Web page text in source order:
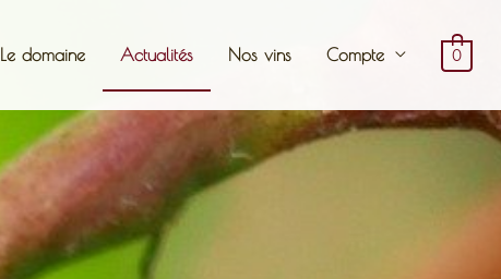
Le domaine Actualités Nos vins Compte 0